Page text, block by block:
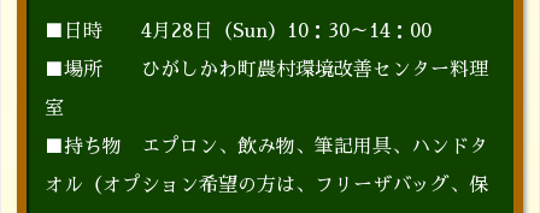
■日時 4月28日（Sun）10：30～14：00
■場所 ひがしかわ町農村環境改善センター料理
室
■持ち物 エプロン、飲み物、筆記用具、ハンドタ
オル（オプション希望の方は、フリーザバッグ、保